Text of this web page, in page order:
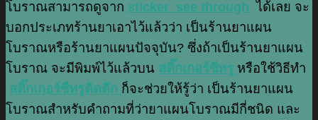
โบราณสามารถดูจาก sticker see through ได้เลย จะ
บอกประเภทร้านยาเอาไว้แล้วว่า เป็นร้านยาแผน
โบราณหรือร้านยาแผนปัจจุบัน? ซึ่งถ้าเป็นร้านยาแผน
โบราณ จะมีพิมพ์ไว้แล้วบน สติ๊กเกอร์ซีทรู หรือใช้วิธีทำ
สติ๊กเกอร์ซีทรูติดตึก ก็จะช่วยให้รู้ว่า เป็นร้านยาแผน
โบราณสำหรับคำถามที่ว่ายาแผนโบราณมีกี่ชนิด และ